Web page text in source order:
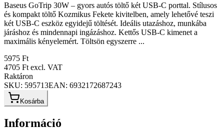
Baseus GoTrip 30W – gyors autós töltő két USB-C porttal. Stílusos
és kompakt töltő Kozmikus Fekete kivitelben, amely lehetővé teszi
két USB-C eszköz egyidejű töltését. Ideális utazáshoz, munkába
járáshoz és mindennapi ingázáshoz. Kettős USB-C kimenet a
maximális kényelemért. Töltsön egyszerre ...
5975 Ft
4705 Ft excl. VAT
Raktáron
SKU: 595713EAN: 6932172687243
Kosárba
Információ